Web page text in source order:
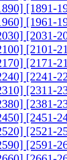
[1891-
[1961-
[2031-
[2101-
[2171-
[2241-
[2311-
[2381-
[2451-
[2521-
[2591-